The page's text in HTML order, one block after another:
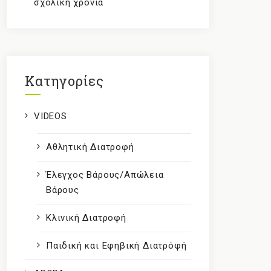
σχολική χρονιά
Kατηγορίες
VIDEOS
Αθλητική Διατροφή
Έλεγχος Βάρους/Απώλεια
Βάρους
Κλινική Διατροφή
Παιδική και Εφηβική Διατρόφή